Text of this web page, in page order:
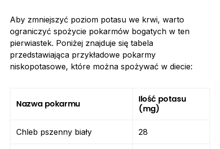
Aby zmniejszyć poziom potasu we krwi, warto
ograniczyć spożycie pokarmów bogatych w ten
pierwiastek. Poniżej znajduje się tabela
przedstawiająca przykładowe pokarmy
niskopotasowe, które można spożywać w diecie:
Nazwa pokarmu
Ilość potasu
(mg)
Chleb pszenny biały 28